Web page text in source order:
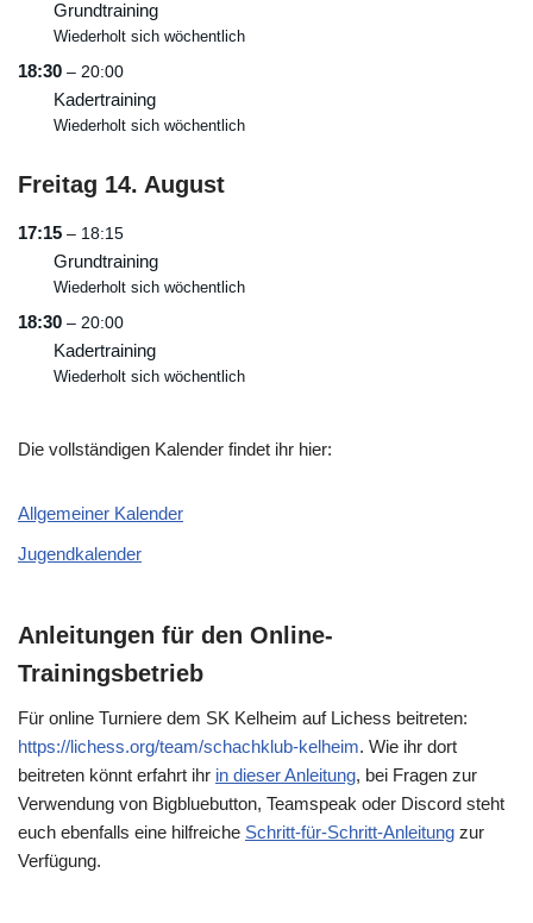
Grundtraining
Wiederholt sich wöchentlich
18:30 – 20:00
Kadertraining
Wiederholt sich wöchentlich
Freitag 14. August
17:15 – 18:15
Grundtraining
Wiederholt sich wöchentlich
18:30 – 20:00
Kadertraining
Wiederholt sich wöchentlich
Die vollständigen Kalender findet ihr hier:
Allgemeiner Kalender
Jugendkalender
Anleitungen für den Online-
Trainingsbetrieb
Für online Turniere dem SK Kelheim auf Lichess beitreten:
https://lichess.org/team/schachklub-kelheim. Wie ihr dort
beitreten könnt erfahrt ihr in dieser Anleitung, bei Fragen zur
Verwendung von Bigbluebutton, Teamspeak oder Discord steht
euch ebenfalls eine hilfreiche Schritt-für-Schritt-Anleitung zur
Verfügung.